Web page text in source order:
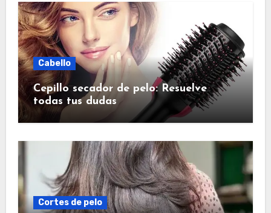
Cabello
Cepillo secador de pelo: Resuelve
todas tus dudas
Cortes de pelo